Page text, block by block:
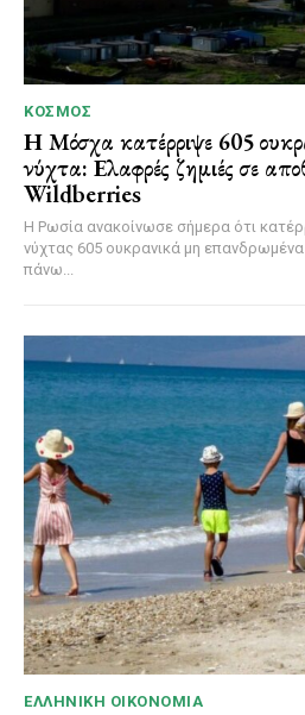
ΚΌΣΜΟΣ
Η Μόσχα κατέρριψε 605
νύχτα: Ελαφρές ζημιές σε
Wildberries
Η Ρωσία ανακοίνωσε σήμερα ότι
νύχτας 605 ουκρανικά μη
πάνω...
ΕΛΛΗΝΙΚΉ ΟΙΚΟΝΟΜΊΑ